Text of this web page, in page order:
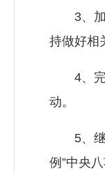
3、加
持做好相
4、完
动。
5、继续
例”中央